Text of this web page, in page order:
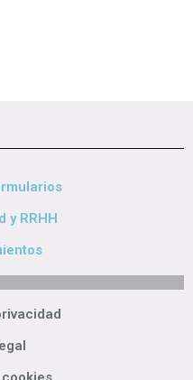
y RRHH